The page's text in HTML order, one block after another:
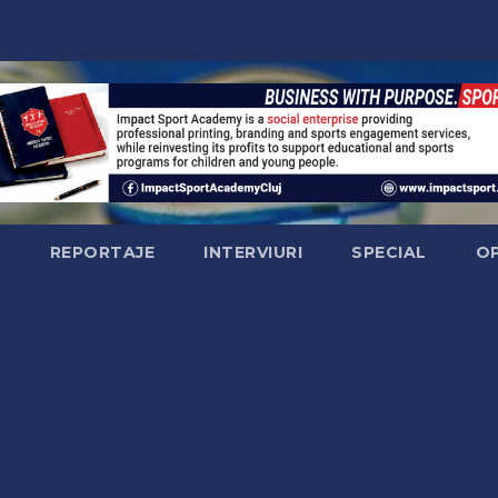
REPORTAJE INTERVIURI SPECIAL